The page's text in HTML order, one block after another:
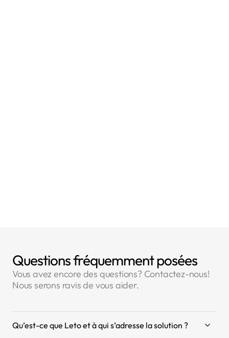
Questions fréquemment posées
Vous avez encore des questions? Contactez-nous!
Nous serons ravis de vous aider.
Qu’est-ce que Leto et à qui s’adresse la solution ?